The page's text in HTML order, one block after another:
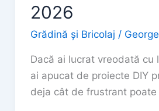
2026
Grădină și Bricolaj / George
Dacă ai lucrat vreodată cu
ai apucat de proiecte DIY
deja cât de frustrant